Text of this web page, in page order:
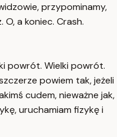
przypominamy,
a koniec. Crash.
powrót. Wielki powrót.
powiem tak, jeżeli
cudem, nieważne jak,
uruchamiam fizykę i